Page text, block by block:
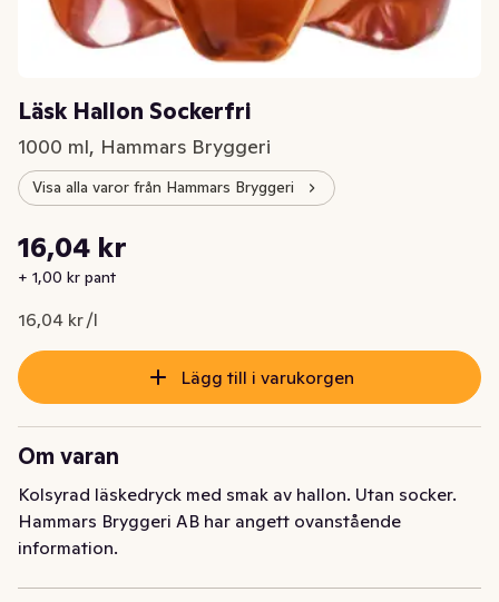
Läsk Hallon Sockerfri
1000 ml, Hammars Bryggeri
Visa alla varor från Hammars Bryggeri
Nuvarande pris är: 16,04 kr
16,04 kr
+ 1,00 kr pant
16,04 kr /l
Styckpris: 16,04 kr /l
Lägg till i varukorgen
Om varan
Kolsyrad läskedryck med smak av hallon. Utan socker.
Hammars Bryggeri AB har angett ovanstående
information.